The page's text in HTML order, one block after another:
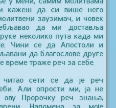
кажеш да си више него
заузимач, и човек
да ми доставља
неколико пута када ми
Чини се да Апостоли и
да благослове друге
време траже реч за себе.
сети се да је реч
Али опрости ми, ја не
Пророчку реч знања;
Напомена за моје